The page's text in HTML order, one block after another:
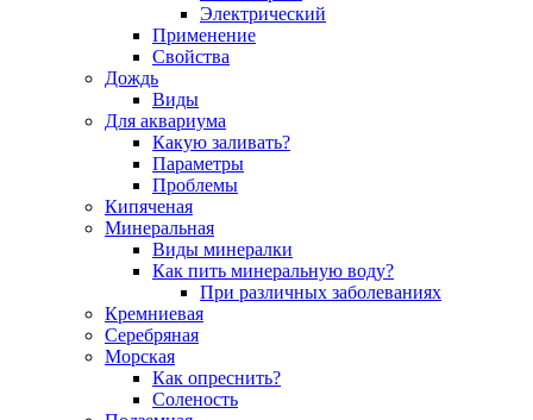
Электрический
Применение
Свойства
Дождь
Виды
Для аквариума
Какую заливать?
Параметры
Проблемы
Кипяченая
Минеральная
Виды минералки
Как пить минеральную воду?
При различных заболеваниях
Кремниевая
Серебряная
Морская
Как опреснить?
Соленость